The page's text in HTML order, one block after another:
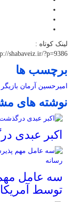
لینک کوتاه :
shabaveiz.ir/?p=9386
برچسب ها
امیرحسین آرمان بازیگر
نوشته های
اکبر عبدی
سه عامل
توسط آمریکا